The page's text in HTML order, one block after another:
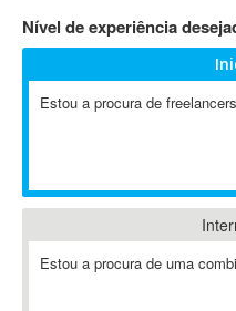
802.11
A&P
A2Billing
ABAP
ABBYY FineReader
Nível de experiência
Estou a procura de
Estou a procura de uma